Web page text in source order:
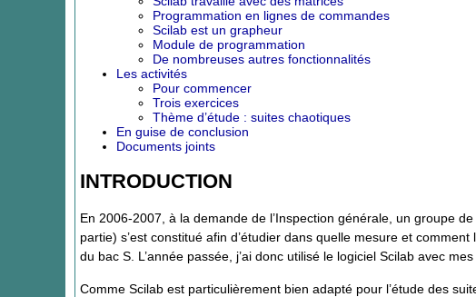
Programmation en lignes de commandes
Scilab est un grapheur
Module de programmation
De nombreuses autres fonctionnalités
Les activités
Pour commencer
Trois exercices
Thème d’étude : suites chaotiques
En guise de conclusion
Documents joints
INTRODUCTION
En 2006-2007, à la demande de l’Inspection générale, un groupe
partie) s’est constitué afin d’étudier dans quelle mesure et
du bac S. L’année passée, j’ai donc utilisé le logiciel Scilab avec
Comme Scilab est particulièrement bien adapté pour l’étude des